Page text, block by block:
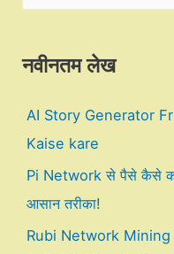
नवीनतम लेख
AI Story Generator
Kaise kare
Pi Network से पैसे कैसे
आसान तरीका!
Rubi Network